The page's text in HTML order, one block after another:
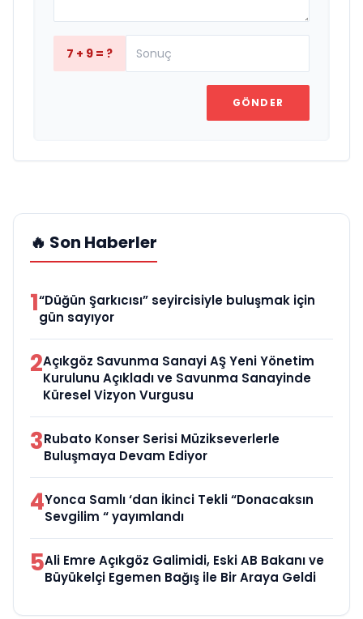
7 + 9 = ?
GÖNDER
🔥 Son Haberler
1“Düğün Şarkıcısı” seyircisiyle buluşmak için
gün sayıyor
2Açıkgöz Savunma Sanayi AŞ Yeni Yönetim
Kurulunu Açıkladı ve Savunma Sanayinde
Küresel Vizyon Vurgusu
3Rubato Konser Serisi Müzikseverlerle
Buluşmaya Devam Ediyor
4Yonca Samlı ‘dan İkinci Tekli “Donacaksın
Sevgilim “ yayımlandı
5Ali Emre Açıkgöz Galimidi, Eski AB Bakanı ve
Büyükelçi Egemen Bağış ile Bir Araya Geldi